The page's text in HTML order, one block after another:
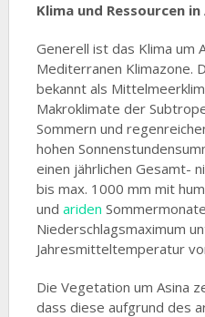
Klima und Ressourcen
Generell ist das Klima um
Mediterranen Klimazone.
bekannt als
Makroklimate der
Sommern und
hohen
einen jährlichen Gesamt-
bis max. 1000 mm mit
und ariden
Niederschlagsmaximum
Jahresmitteltemperatur
Die Vegetation um Asina
dass diese aufgrund des